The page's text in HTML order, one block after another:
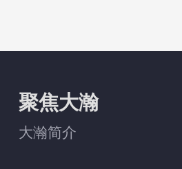
聚焦大瀚
大瀚简介